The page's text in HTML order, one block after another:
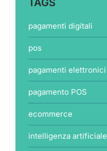
TAGS
pagamenti digitali
pos
pagamenti elettronici
pagamento POS
ecommerce
intelligenza artificiale